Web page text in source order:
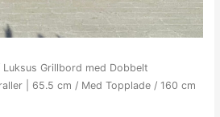
Luksus Grillbord med Dobbelt
| 65.5 cm / Med Topplade / 160 cm